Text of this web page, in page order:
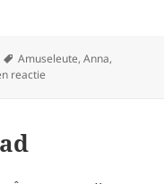
Tags
Amuseleute,Anna,
reactie